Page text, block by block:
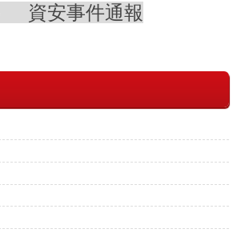
資安事件通報